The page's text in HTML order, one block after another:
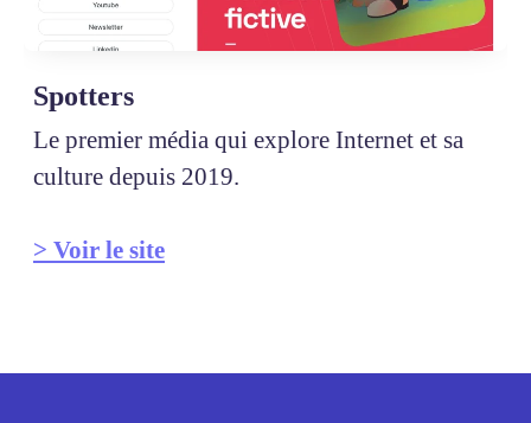
Spotters
Le premier média qui explore Internet et sa
culture depuis 2019.
> Voir le site